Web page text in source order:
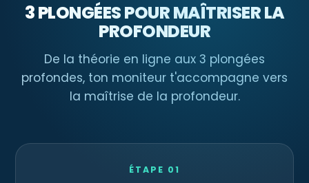
3 PLONGÉES POUR MAÎTRISER LA
PROFONDEUR
De la théorie en ligne aux 3 plongées
profondes, ton moniteur t'accompagne vers
la maîtrise de la profondeur.
ÉTAPE 01